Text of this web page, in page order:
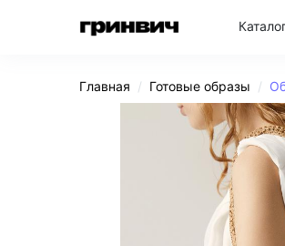
Главная Готовые образы